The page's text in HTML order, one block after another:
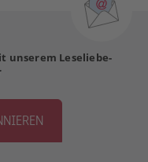
unserem Leseliebe-